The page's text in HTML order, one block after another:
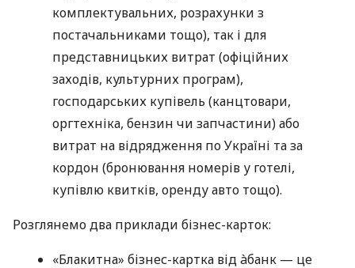
комплектувальних, розрахунки з
постачальниками тощо), так і для
представницьких витрат (офіційних
заходів, культурних програм),
господарських купівель (канцтовари,
оргтехніка, бензин чи запчастини) або
витрат на відрядження по Україні та за
кордон (бронювання номерів у готелі,
купівлю квитків, оренду авто тощо).
Розглянемо два приклади бізнес-карток:
«Блакитна» бізнес-картка від àбанк — це